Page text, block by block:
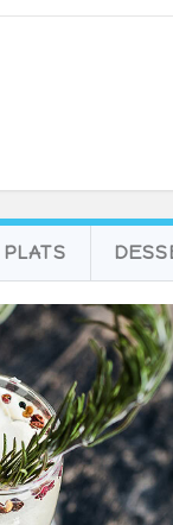
PLATS